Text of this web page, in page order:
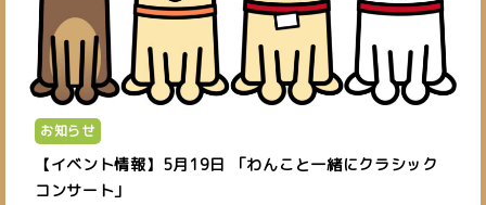
お知らせ
【イベント情報】5月19日 「わんこと一緒にクラシック
コンサート」